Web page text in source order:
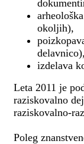
okoljih),
delavnico),
izdelava
Leta 2011 je
raziskovalno
raziskovalno-
Poleg